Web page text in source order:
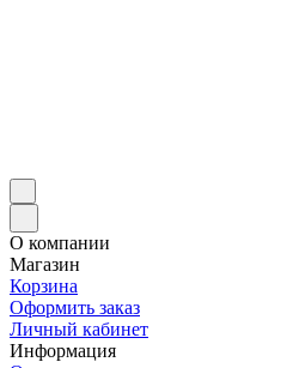
О компании
Магазин
Корзина
Оформить заказ
Личный кабинет
Информация